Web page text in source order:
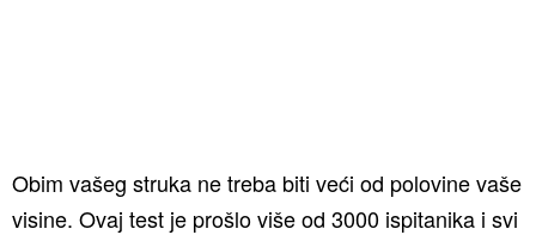
Obim vašeg struka ne treba biti veći od polovine vaše
visine. Ovaj test je prošlo više od 3000 ispitanika i svi